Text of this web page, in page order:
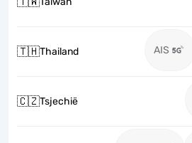
🇹🇭Thailand AIS
🇨🇿Tsjechië